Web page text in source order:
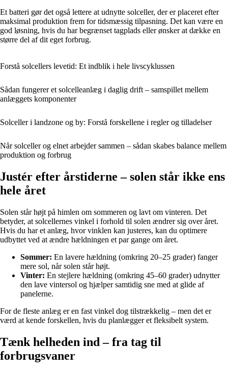
Et batteri gør det også lettere at udnytte solceller, der er placeret efter
maksimal produktion frem for tidsmæssig tilpasning. Det kan være en
god løsning, hvis du har begrænset tagplads eller ønsker at dække en
større del af dit eget forbrug.
Forstå solcellers levetid: Et indblik i hele livscyklussen
Sådan fungerer et solcelleanlæg i daglig drift – samspillet mellem
anlæggets komponenter
Solceller i landzone og by: Forstå forskellene i regler og tilladelser
Når solceller og elnet arbejder sammen – sådan skabes balance mellem
produktion og forbrug
Justér efter årstiderne – solen står ikke ens
hele året
Solen står højt på himlen om sommeren og lavt om vinteren. Det
betyder, at solcellernes vinkel i forhold til solen ændrer sig over året.
Hvis du har et anlæg, hvor vinklen kan justeres, kan du optimere
udbyttet ved at ændre hældningen et par gange om året.
Sommer: En lavere hældning (omkring 20–25 grader) fanger
mere sol, når solen står højt.
Vinter: En stejlere hældning (omkring 45–60 grader) udnytter
den lave vintersol og hjælper samtidig sne med at glide af
panelerne.
For de fleste anlæg er en fast vinkel dog tilstrækkelig – men det er
værd at kende forskellen, hvis du planlægger et fleksibelt system.
Tænk helheden ind – fra tag til
forbrugsvaner